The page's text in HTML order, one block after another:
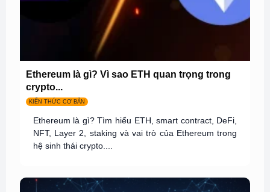
Ethereum là gì? Vì sao ETH quan trọng trong
crypto...
KIẾN THỨC CƠ BẢN
Ethereum là gì? Tìm hiểu ETH, smart contract, DeFi,
NFT, Layer 2, staking và vai trò của Ethereum trong
hệ sinh thái crypto....